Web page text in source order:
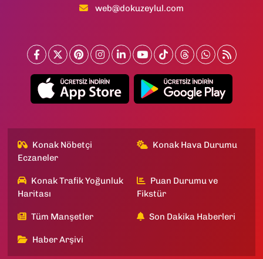
web@dokuzeylul.com
Konak Nöbetçi
Eczaneler
Konak Hava Durumu
Konak Trafik Yoğunluk
Haritası
Puan Durumu ve
Fikstür
Tüm Manşetler Son Dakika Haberleri
Haber Arşivi